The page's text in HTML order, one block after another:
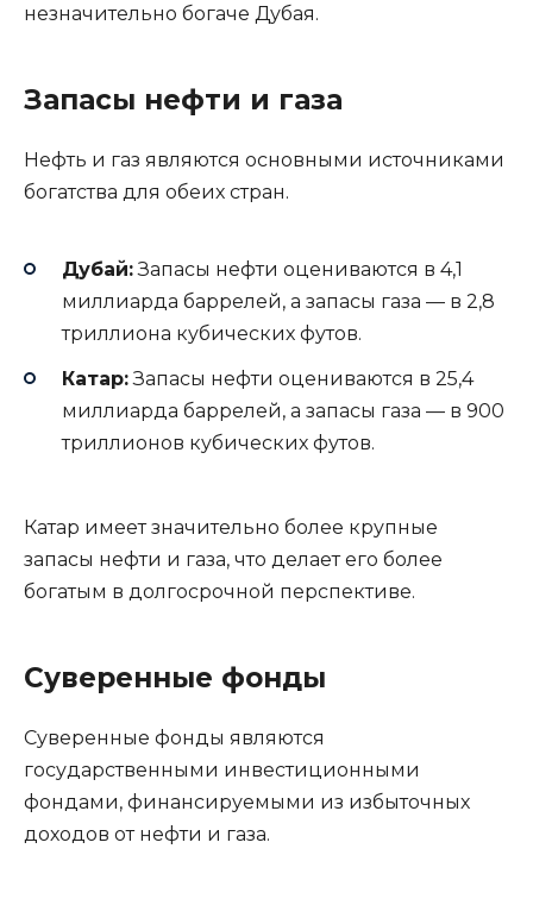
незначительно богаче Дубая.
Запасы нефти и газа
Нефть и газ являются основными источниками
богатства для обеих стран.
Дубай:Запасы нефти оцениваются в 4,1
миллиарда баррелей, а запасы газа — в 2,8
триллиона кубических футов.
Катар:Запасы нефти оцениваются в 25,4
миллиарда баррелей, а запасы газа — в 900
триллионов кубических футов.
Катар имеет значительно более крупные
запасы нефти и газа, что делает его более
богатым в долгосрочной перспективе.
Суверенные фонды
Суверенные фонды являются
государственными инвестиционными
фондами, финансируемыми из избыточных
доходов от нефти и газа.